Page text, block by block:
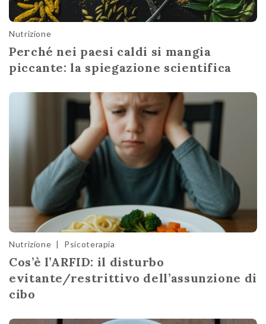
Nutrizione
Perché nei paesi caldi si mangia
piccante: la spiegazione scientifica
Nutrizione | Psicoterapia
Cos’è l’ARFID: il disturbo
evitante/restrittivo dell’assunzione di
cibo